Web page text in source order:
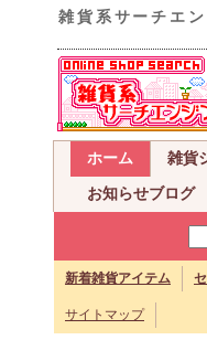
雑貨系サーチエ
ホーム 雑貨
お知らせブログ
新着雑貨アイテム
サイトマップ